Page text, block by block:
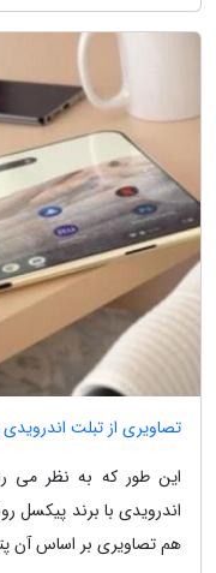
تصاویری از تبلت
این طور که به نظر می
اندرویدی با برند پیکسل
هم تصاویری بر اساس آن